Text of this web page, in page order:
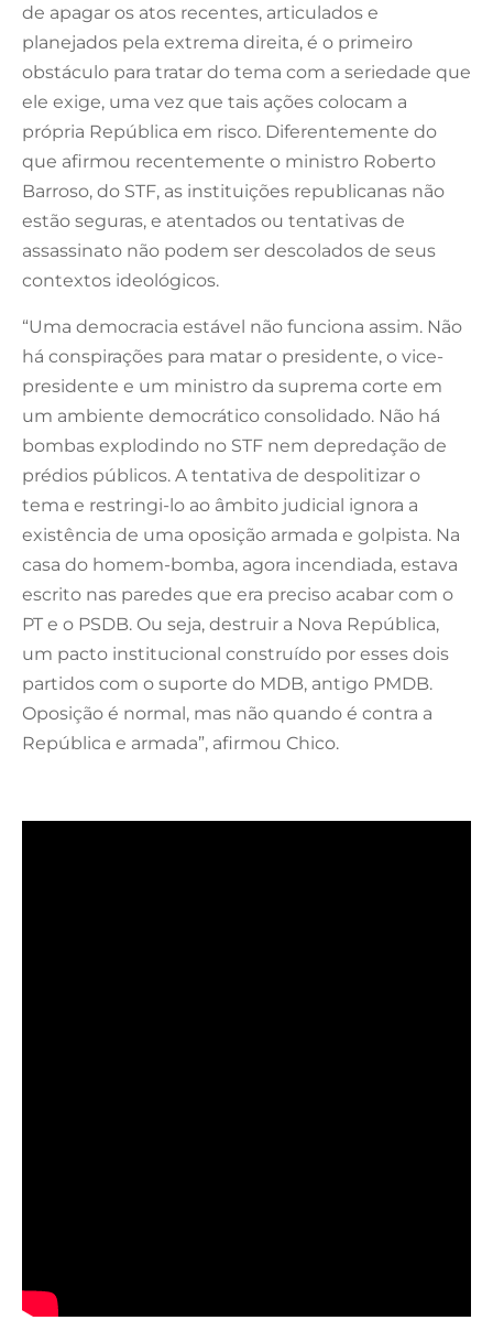
de apagar os atos recentes, articulados e
planejados pela extrema direita, é o primeiro
obstáculo para tratar do tema com a seriedade que
ele exige, uma vez que tais ações colocam a
própria República em risco. Diferentemente do
que afirmou recentemente o ministro Roberto
Barroso, do STF, as instituições republicanas não
estão seguras, e atentados ou tentativas de
assassinato não podem ser descolados de seus
contextos ideológicos.
“Uma democracia estável não funciona assim. Não
há conspirações para matar o presidente, o vice-
presidente e um ministro da suprema corte em
um ambiente democrático consolidado. Não há
bombas explodindo no STF nem depredação de
prédios públicos. A tentativa de despolitizar o
tema e restringi-lo ao âmbito judicial ignora a
existência de uma oposição armada e golpista. Na
casa do homem-bomba, agora incendiada, estava
escrito nas paredes que era preciso acabar com o
PT e o PSDB. Ou seja, destruir a Nova República,
um pacto institucional construído por esses dois
partidos com o suporte do MDB, antigo PMDB.
Oposição é normal, mas não quando é contra a
República e armada”, afirmou Chico.